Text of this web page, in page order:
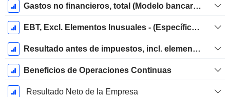
Gastos no financieros, total (Modelo bancario)
EBT, Excl. Elementos Inusuales - (Específico del Modelo)
Resultado antes de impuestos, incl. elementos inusuales
Beneficios de Operaciones Continuas
Resultado Neto de la Empresa